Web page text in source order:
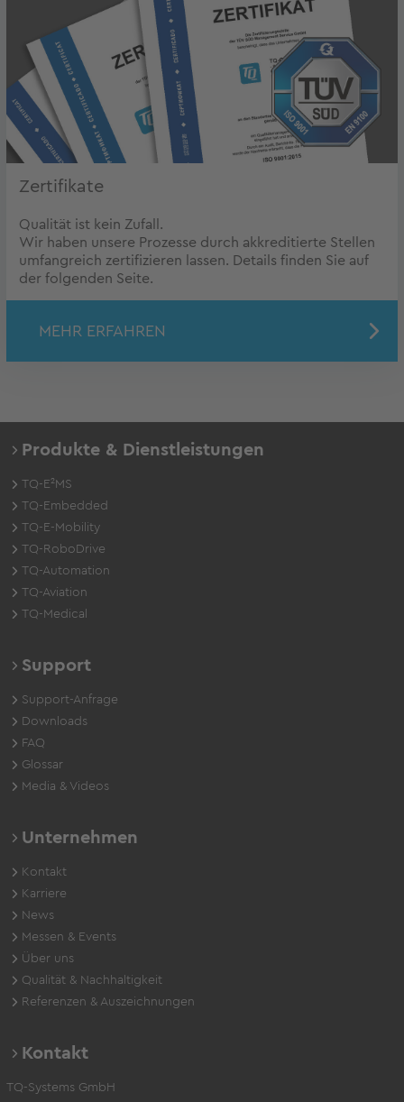
Zertifikate
Qualität ist kein Zufall.
Wir haben unsere Prozesse durch akkreditierte Stellen
umfangreich zertifizieren lassen. Details finden Sie auf
der folgenden Seite.
MEHR ERFAHREN
Produkte & Dienstleistungen
TQ-E²MS
TQ-Embedded
TQ-E-Mobility
TQ-RoboDrive
TQ-Automation
TQ-Aviation
TQ-Medical
Support
Support-Anfrage
Downloads
FAQ
Glossar
Media & Videos
Unternehmen
Kontakt
Karriere
News
Messen & Events
Über uns
Qualität & Nachhaltigkeit
Referenzen & Auszeichnungen
Kontakt
TQ-Systems GmbH